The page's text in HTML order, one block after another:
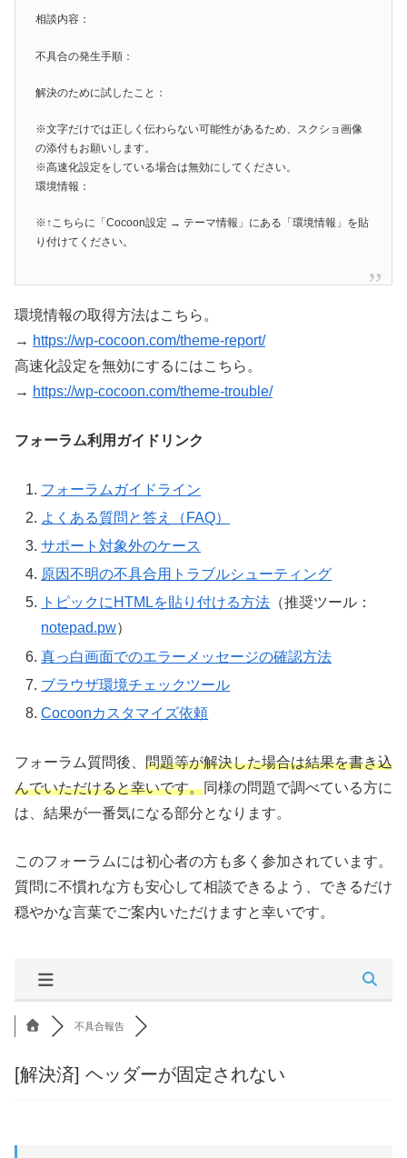
相談内容：
不具合の発生手順：
解決のために試したこと：
※文字だけでは正しく伝わらない可能性があるため、スクショ画像
の添付もお願いします。
※高速化設定をしている場合は無効にしてください。
環境情報：
※↑こちらに「Cocoon設定 → テーマ情報」にある「環境情報」を貼
り付けてください。
環境情報の取得方法はこちら。
→ https://wp-cocoon.com/theme-report/
高速化設定を無効にするにはこちら。
→ https://wp-cocoon.com/theme-trouble/
フォーラム利用ガイドリンク
フォーラムガイドライン
よくある質問と答え（FAQ）
サポート対象外のケース
原因不明の不具合用トラブルシューティング
トピックにHTMLを貼り付ける方法 （推奨ツール：
notepad.pw）
真っ白画面でのエラーメッセージの確認方法
ブラウザ環境チェックツール
Cocoonカスタマイズ依頼
フォーラム質問後、 問題等が解決した場合は結果を書き込
んでいただけると幸いです。同様の問題で調べている方に
は、結果が一番気になる部分となります。
このフォーラムには初心者の方も多く参加されています。
質問に不慣れな方も安心して相談できるよう、できるだけ
穏やかな言葉でご案内いただけますと幸いです。
不具合報告
[解決済] ヘッダーが固定されない